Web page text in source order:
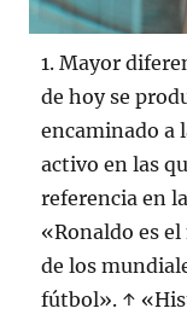
1. Mayor
de hoy se
encaminado a
activo en las
referencia en
«Ronaldo es
de los
fútbol». ↑